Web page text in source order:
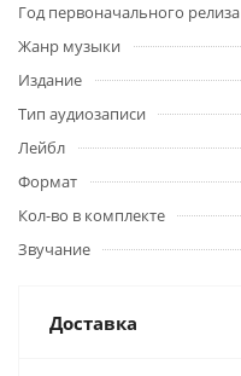
Год первоначального релиза
Жанр музыки
Издание
Тип аудиозаписи
Лейбл
Формат
Кол-во в комплекте
Звучание
Доставка